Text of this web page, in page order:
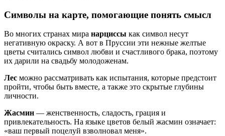
Символы на карте, помогающие понять смысл
Во многих странах мира нарциссы как символ несут
негативную окраску. А вот в Пруссии эти нежные желтые
цветы считались символ любви и счастливого брака, поэтому
их дарили на свадьбу молодоженам.
Лес можно рассматривать как испытания, которые предстоит
пройти, чтобы быть вместе, а также это скрытые глубины
личности.
Жасмин — женственность, сладость, грация и
привлекательность. На языке цветов белый жасмин означает:
«ваш первый поцелуй взволновал меня».